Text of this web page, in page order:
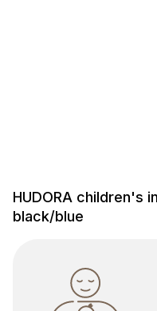
HUDORA children's
black/blue